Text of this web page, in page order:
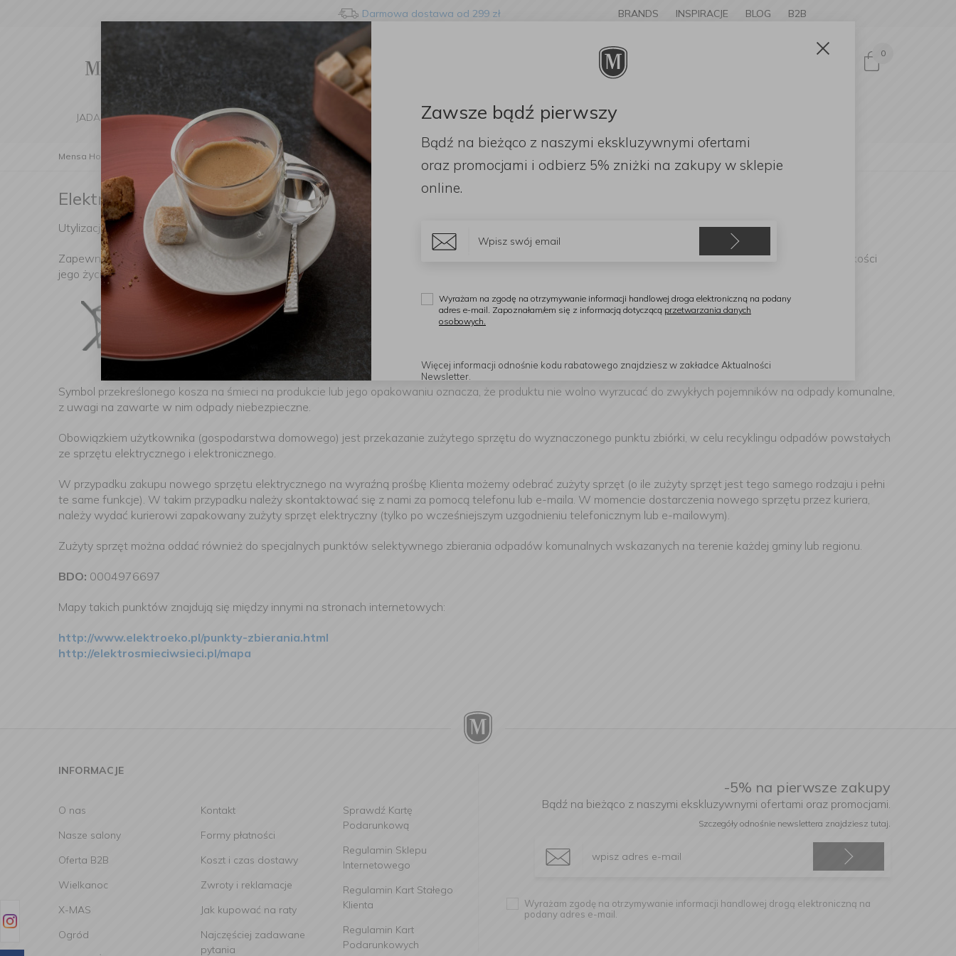
Darmowa dostawa od 299 zł BRANDS INSPIRACJE BLOG B2B
0
JADALNIA KUCHNIA DOM DEKORACJE ZAPACHY DODATKI OGRÓD
Mensa Home Elektroodpady
Elektroodpady
Utylizacja odpadów sprzętu elektrycznego
Zapewniając właściwą utylizację urządzeń, przyczyniamy się do ochrony naturalnego środowiska, a tym samym do poprawy stanu zdrowia człowieka oraz jakości
jego życia.
Symbol przekreślonego kosza na śmieci na produkcie lub jego opakowaniu oznacza, że produktu nie wolno wyrzucać do zwykłych pojemników na odpady komunalne,
z uwagi na zawarte w nim odpady niebezpieczne.
Obowiązkiem użytkownika (gospodarstwa domowego) jest przekazanie zużytego sprzętu do wyznaczonego punktu zbiórki, w celu recyklingu odpadów powstałych
ze sprzętu elektrycznego i elektronicznego.
W przypadku zakupu nowego sprzętu elektrycznego na wyraźną prośbę Klienta możemy odebrać zużyty sprzęt (o ile zużyty sprzęt jest tego samego rodzaju i pełni
te same funkcje). W takim przypadku należy skontaktować się z nami za pomocą telefonu lub e-maila. W momencie dostarczenia nowego sprzętu przez kuriera,
należy wydać kurierowi zapakowany zużyty sprzęt elektryczny (tylko po wcześniejszym uzgodnieniu telefonicznym lub e-mailowym).
Zużyty sprzęt można oddać również do specjalnych punktów selektywnego zbierania odpadów komunalnych wskazanych na terenie każdej gminy lub regionu.
BDO: 0004976697
Mapy takich punktów znajdują się między innymi na stronach internetowych:
http://www.elektroeko.pl/punkty-zbierania.html
http://elektrosmieciwsieci.pl/mapa
-5% na pierwsze zakupy
Bądź na bieżąco z naszymi ekskluzywnymi ofertami oraz promocjami.
Szczegóły odnośnie newslettera znajdziesz tutaj.
Wyrażam zgodę na otrzymywanie informacji handlowej drogą elektroniczną na
podany adres e-mail.
INFORMACJE
O nas
Nasze salony
Oferta B2B
Wielkanoc
X-MAS
Ogród
Kontakt
Formy płatności
Koszt i czas dostawy
Zwroty i reklamacje
Jak kupować na raty
Najczęściej zadawane
pytania
Sprawdź Kartę
Podarunkową
Regulamin Sklepu
Internetowego
Regulamin Kart Stałego
Klienta
Regulamin Kart
Podarunkowych
Zawsze bądź pierwszy
Bądź na bieżąco z naszymi ekskluzywnymi ofertami
oraz promocjami i odbierz 5% zniżki na zakupy w sklepie
online.
Wyrażam na zgodę na otrzymywanie informacji handlowej droga elektroniczną na podany
adres e-mail. Zapoznałam/em się z informacją dotyczącą przetwarzania danych
osobowych.
Więcej informacji odnośnie kodu rabatowego znajdziesz w zakładce Aktualności
Newsletter.